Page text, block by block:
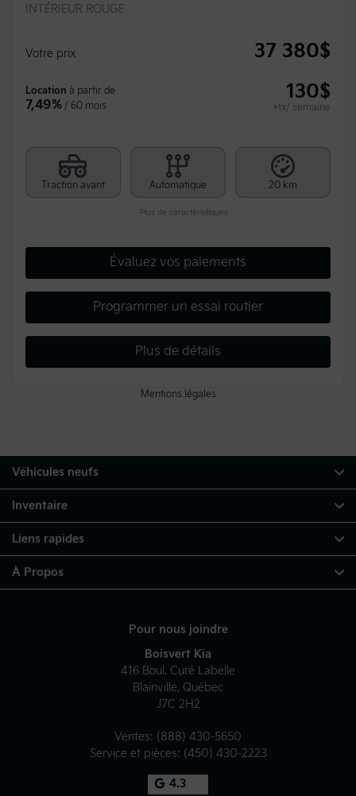
INTÉRIEUR ROUGE
Votre prix 37 380$
Location à partir de
7,49% / 60 mois
130$
+tx/ semaine
Traction avant Automatique 20 km
Plus de caractéristiques
Évaluez vos paiements
Programmer un essai routier
Plus de détails
Mentions légales
Pour nous joindre
Boisvert Kia
416 Boul. Curé Labelle
Blainville, Québec
J7C 2H2
Ventes: (888) 430-5650
Service et pièces: (450) 430-2223
4.3
Véhicules neufs
Inventaire
Liens rapides
À Propos